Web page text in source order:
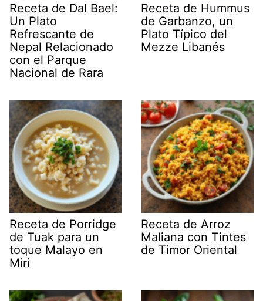
Receta de Dal Bael:
Un Plato
Refrescante de
Nepal Relacionado
con el Parque
Nacional de Rara
Receta de Hummus
de Garbanzo, un
Plato Típico del
Mezze Libanés
Receta de Porridge
de Tuak para un
toque Malayo en
Miri
Receta de Arroz
Maliana con Tintes
de Timor Oriental